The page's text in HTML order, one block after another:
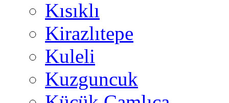
Kısıklı
Kirazlıtepe
Kuleli
Kuzguncuk